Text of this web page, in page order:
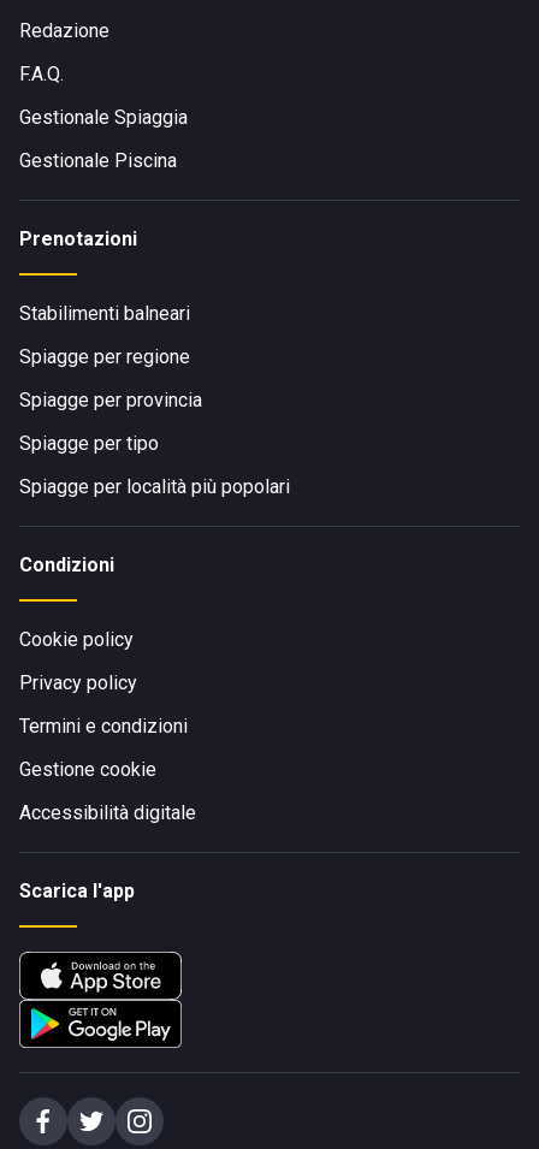
Redazione
F.A.Q.
Gestionale Spiaggia
Gestionale Piscina
Prenotazioni
Stabilimenti balneari
Spiagge per regione
Spiagge per provincia
Spiagge per tipo
Spiagge per località più popolari
Condizioni
Cookie policy
Privacy policy
Termini e condizioni
Gestione cookie
Accessibilità digitale
Scarica l'app